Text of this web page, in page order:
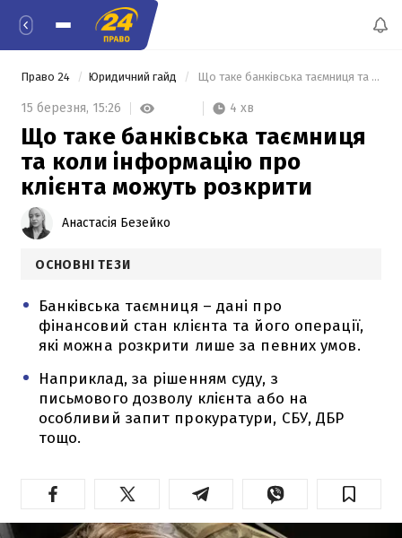
Право 24 Юридичний гайд Що таке банківська таємниця та коли інформацію про клієнта можуть розкрити
15 березня, 15:26 4 хв
Що таке банківська таємниця
та коли інформацію про
клієнта можуть розкрити
Анастасія Безейко
ОСНОВНІ ТЕЗИ
Банківська таємниця – дані про
фінансовий стан клієнта та його операції,
які можна розкрити лише за певних умов.
Наприклад, за рішенням суду, з
письмового дозволу клієнта або на
особливий запит прокуратури, СБУ, ДБР
тощо.